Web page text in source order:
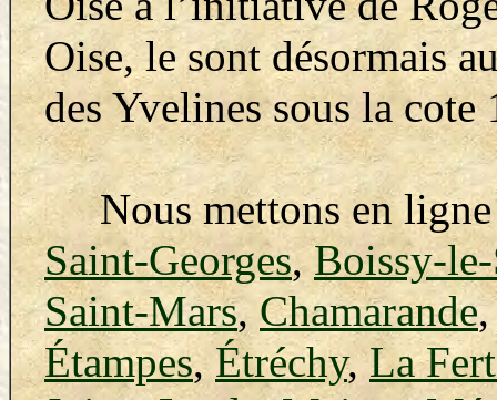
Oise, le sont désormais
des Yvelines sous la cote
Nous mettons en ligne
Saint-Georges,Boissy-
Saint-Mars,Chamarande
Étampes, Étréchy,La